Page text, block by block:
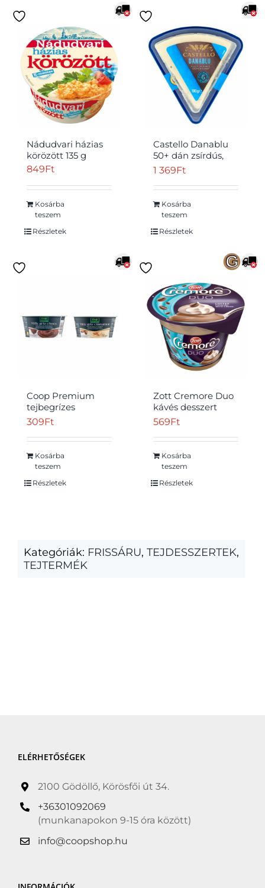
Nádudvari házias
körözött 135 g
849Ft
Kosárba
teszem
Részletek
Castello Danablu
50+ dán zsírdús,
kékpenésszel érő
g
1 369Ft
Kosárba
teszem
Részletek
Coop Premium
tejbegrízes
desszert 130 g
309Ft
Kosárba
teszem
Részletek
Zott Cremore Duo
kávés desszert
kávé ízű
569Ft
Kosárba
teszem
Részletek
Kategóriák: FRISSÁRU, TEJDESSZERTEK,
TEJTERMÉK
ELÉRHETŐSÉGEK
2100 Gödöllő, Körösfői út 34.
+36301092069
(munkanapokon 9-15 óra között)
info@coopshop.hu